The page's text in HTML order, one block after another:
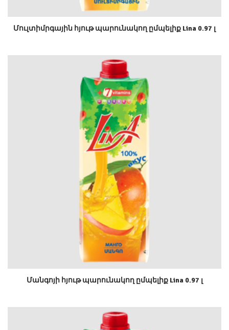
Մուլտիմրգային հյութ պարունակող ըմպելիք Lina 0.97 լ
Մանգոյի հյութ պարունակող ըմպելիք Lina 0.97 լ